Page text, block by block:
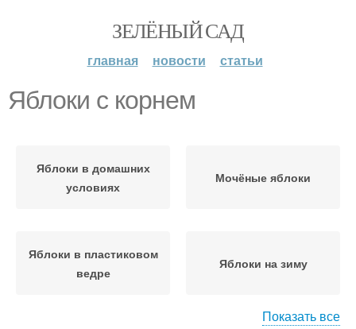
ЗЕЛЁНЫЙ САД
главная новости статьи
Яблоки с корнем
Яблоки в домашних
условиях
Мочёные яблоки
Яблоки в пластиковом
ведре
Яблоки на зиму
Показать все